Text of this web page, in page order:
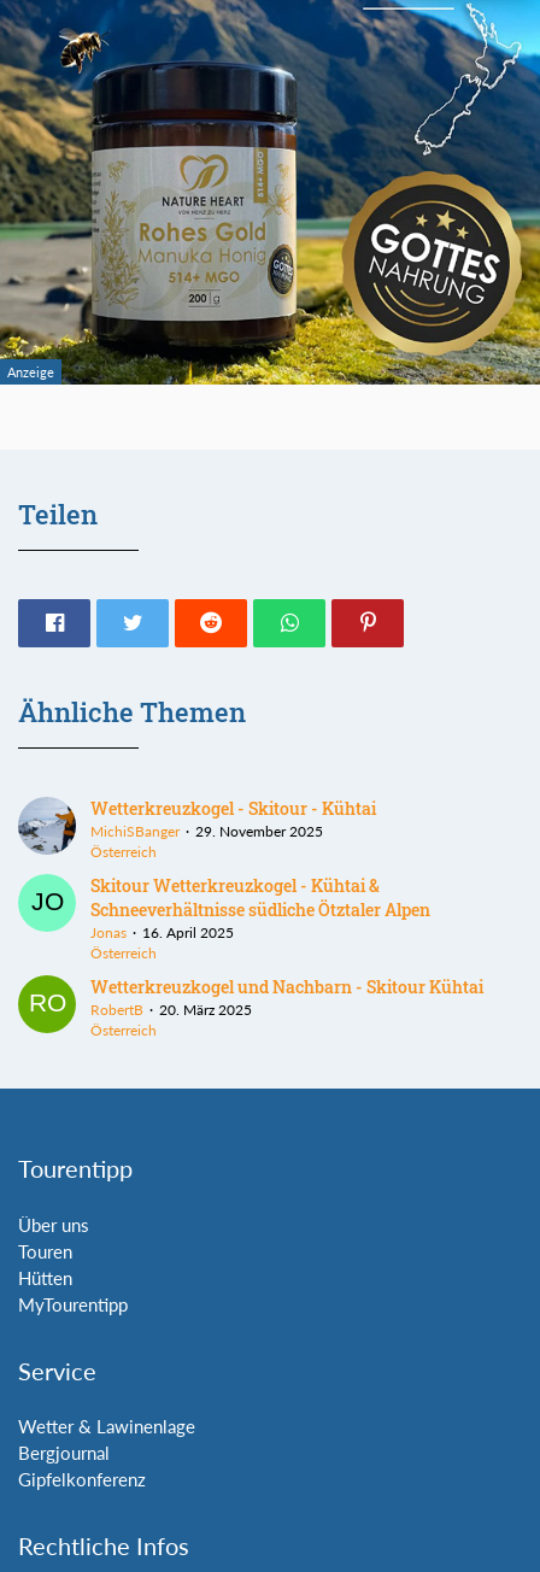
Teilen
Ähnliche Themen
Wetterkreuzkogel - Skitour - Kühtai
MichiSBanger
29. November 2025
Österreich
Skitour Wetterkreuzkogel - Kühtai &
Schneeverhältnisse südliche Ötztaler Alpen
Jonas
16. April 2025
Österreich
Wetterkreuzkogel und Nachbarn - Skitour Kühtai
RobertB
20. März 2025
Österreich
Tourentipp
Über uns
Touren
Hütten
MyTourentipp
Service
Wetter & Lawinenlage
Bergjournal
Gipfelkonferenz
Rechtliche Infos